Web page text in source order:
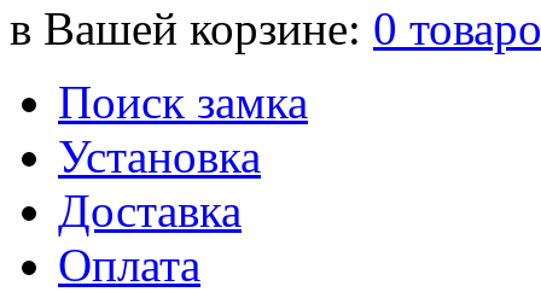
в Вашей корзине: 0
Поиск замка
Установка
Доставка
Оплата